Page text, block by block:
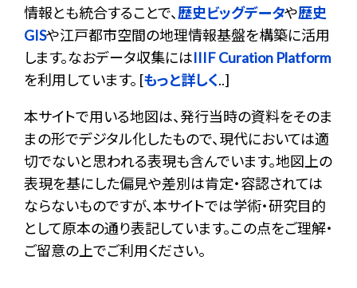
情報とも統合することで、歴史ビッグデータや歴史
GISや江戸都市空間の地理情報基盤を構築に活用
します。なおデータ収集にはIIIF Curation Platform
を利用しています。 [もっと詳しく..]
本サイトで用いる地図は、発行当時の資料をそのま
まの形でデジタル化したもので、現代においては適
切でないと思われる表現も含んでいます。地図上の
表現を基にした偏見や差別は肯定・容認されては
ならないものですが、本サイトでは学術・研究目的
として原本の通り表記しています。この点をご理解・
ご留意の上でご利用ください。